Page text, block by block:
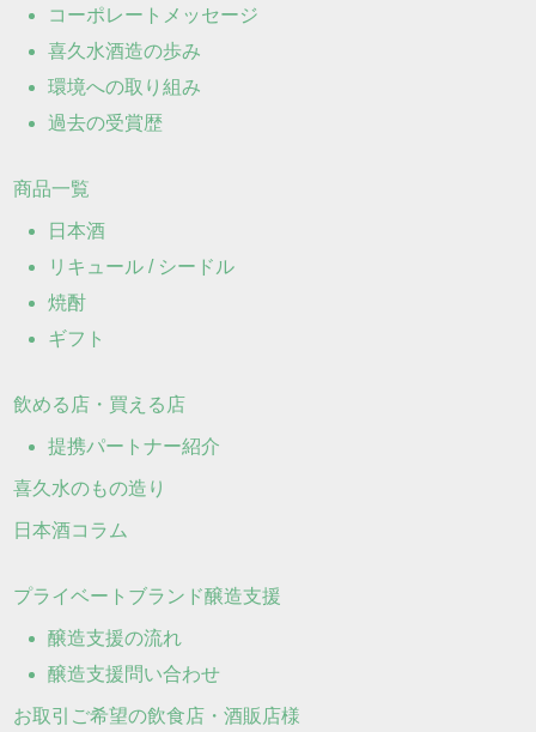
コーポレートメッセージ
喜久水酒造の歩み
環境への取り組み
過去の受賞歴
商品一覧
日本酒
リキュール / シードル
焼酎
ギフト
飲める店・買える店
提携パートナー紹介
喜久水のもの造り
日本酒コラム
プライベートブランド醸造支援
醸造支援の流れ
醸造支援問い合わせ
お取引ご希望の飲食店・酒販店様